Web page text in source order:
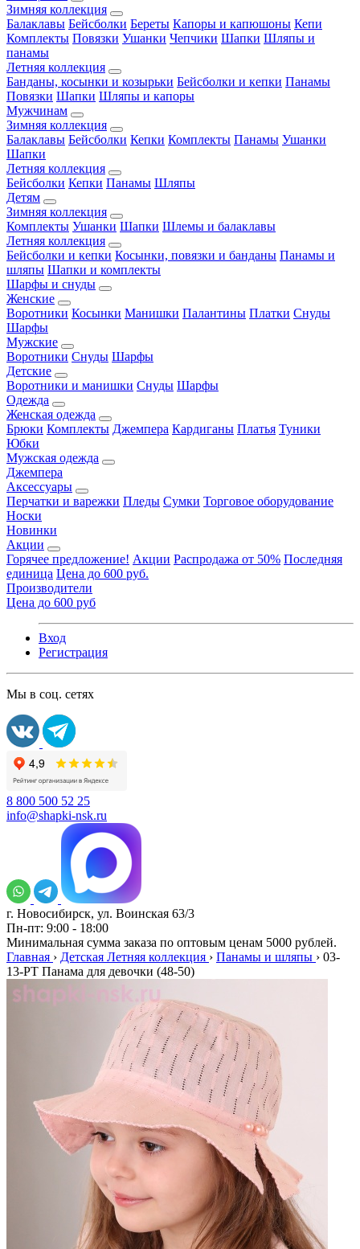
Зимняя коллекция
Балаклавы Бейсболки Береты Капоры и капюшоны Кепи
Комплекты Повязки Ушанки Чепчики Шапки Шляпы и
панамы
Летняя коллекция
Банданы, косынки и козырьки Бейсболки и кепки Панамы
Повязки Шапки Шляпы и капоры
Мужчинам
Зимняя коллекция
Балаклавы Бейсболки Кепки Комплекты Панамы Ушанки
Шапки
Летняя коллекция
Бейсболки Кепки Панамы Шляпы
Детям
Зимняя коллекция
Комплекты Ушанки Шапки Шлемы и балаклавы
Летняя коллекция
Бейсболки и кепки Косынки, повязки и банданы Панамы и
шляпы Шапки и комплекты
Шарфы и снуды
Женские
Воротники Косынки Манишки Палантины Платки Снуды
Шарфы
Мужские
Воротники Снуды Шарфы
Детские
Воротники и манишки Снуды Шарфы
Одежда
Женская одежда
Брюки Комплекты Джемпера Кардиганы Платья Туники
Юбки
Мужская одежда
Джемпера
Аксессуары
Перчатки и варежки Пледы Сумки Торговое оборудование
Носки
Новинки
Акции
Горячее предложение! Акции Распродажа от 50% Последняя
единица Цена до 600 руб.
Производители
Цена до 600 руб
Вход
Регистрация
Мы в соц. сетях
8 800 500 52 25
info@shapki-nsk.ru
г. Новосибирск, ул. Воинская 63/3
Пн-пт: 9:00 - 18:00
Минимальная сумма заказа по оптовым ценам 5000 рублей.
Главная › Детская Летняя коллекция › Панамы и шляпы › 03-
13-PT Панама для девочки (48-50)